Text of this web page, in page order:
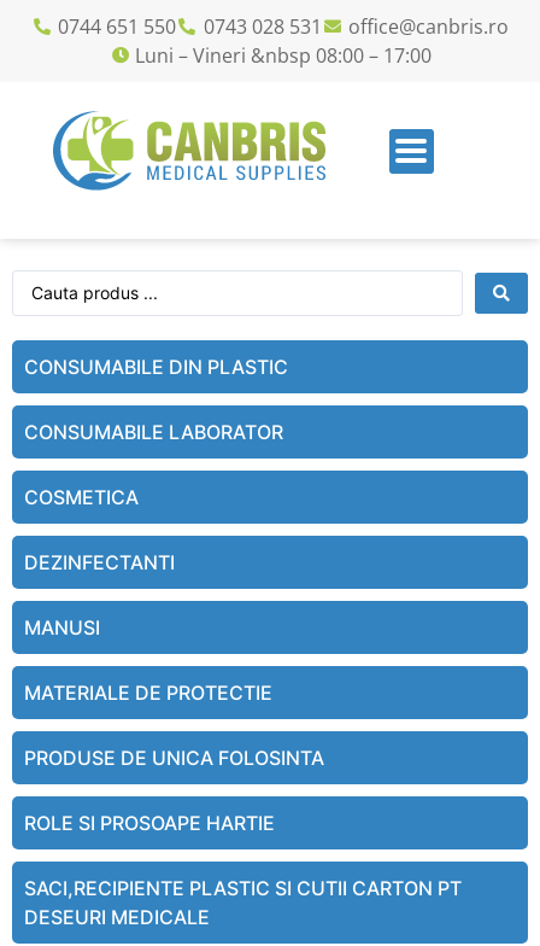
0744 651 550 0743 028 531
office@canbris.ro
Luni – Vineri &nbsp 08:00 – 17:00
CONSUMABILE DIN PLASTIC
CONSUMABILE LABORATOR
COSMETICA
DEZINFECTANTI
MANUSI
MATERIALE DE PROTECTIE
PRODUSE DE UNICA FOLOSINTA
ROLE SI PROSOAPE HARTIE
SACI,RECIPIENTE PLASTIC SI CUTII CARTON PT
DESEURI MEDICALE